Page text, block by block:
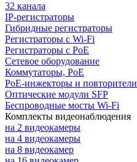
32 канала
IP-регистраторы
Гибридные регистраторы
Регистраторы с Wi-Fi
Регистраторы с PoE
Сетевое оборудование
Коммутаторы, PoE
PoE-инжекторы и повторители
Оптические модули SFP
Беспроводные мосты Wi-Fi
Комплекты видеонаблюдения
на 2 видеокамеры
на 4 видеокамеры
на 8 видеокамер